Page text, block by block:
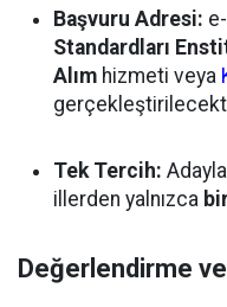
Başvuru Adresi:
Standardları
Alım hizmeti veya
Tek Tercih:
illerden yalnızca
Değerlendirme